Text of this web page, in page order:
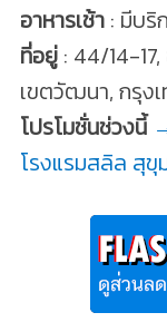
อาหารเช้า: มีบริ
ที่อยู่: 44/14-
เขตวัฒนา, กรุง
โปรโมชั่นช่วงนี้
โรงแรมสลิล สุขุ